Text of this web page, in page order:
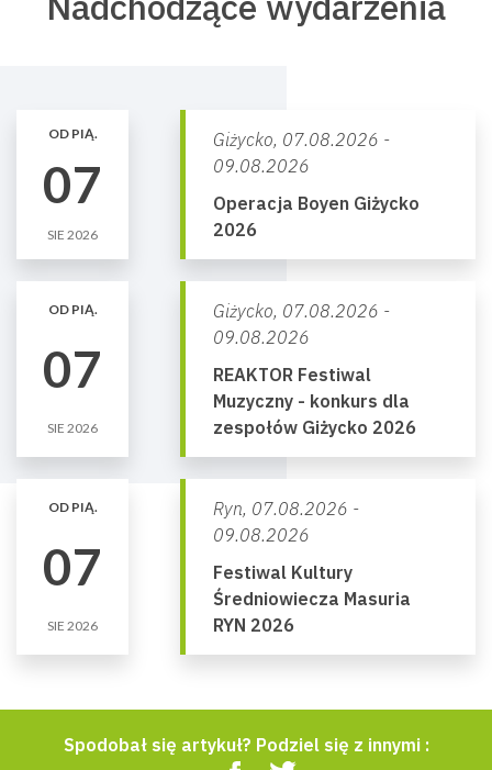
OD PIĄ.
07
SIE 2026
Giżycko, 07.08.2026 -
09.08.2026
Operacja Boyen Giżycko
2026
OD PIĄ.
07
SIE 2026
Giżycko, 07.08.2026 -
09.08.2026
REAKTOR Festiwal
Muzyczny - konkurs dla
zespołów Giżycko 2026
OD PIĄ.
07
SIE 2026
Ryn, 07.08.2026 -
09.08.2026
Festiwal Kultury
Średniowiecza Masuria
RYN 2026
Spodobał się artykuł? Podziel się z innymi :